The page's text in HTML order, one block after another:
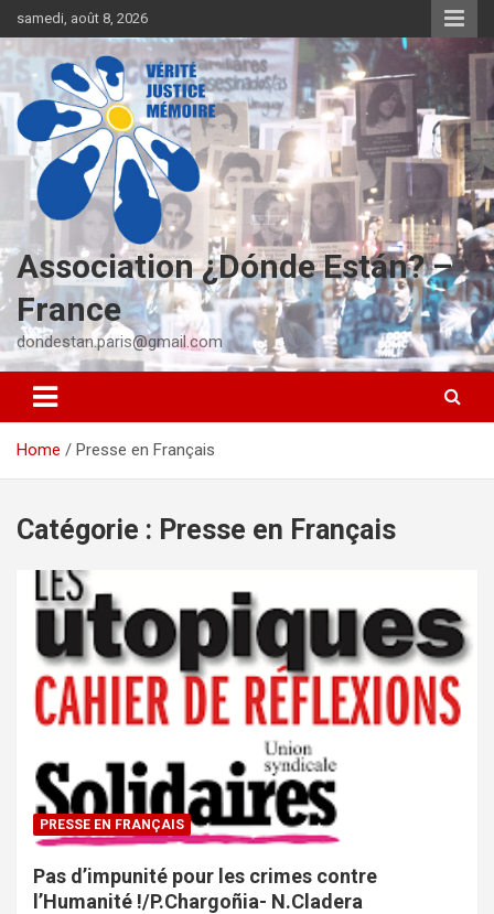
k
t
o
n
t
samedi, août 8, 2026
Association ¿Dónde Están? –
France
dondestan.paris@gmail.com
Home Presse en Français
Catégorie : Presse en Français
PRESSE EN FRANÇAIS
Pas d’impunité pour les crimes contre
l’Humanité !/P.Chargoñia- N.Cladera